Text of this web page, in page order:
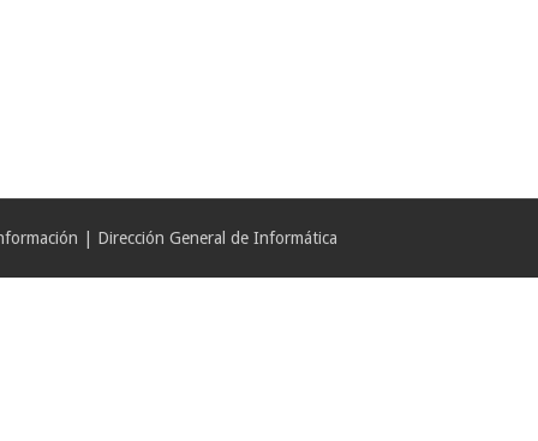
| Dirección General de Informática